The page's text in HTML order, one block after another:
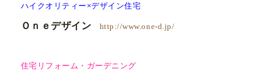
ハイクオリティー×デザイン住宅
Ｏｎｅデザイン http://www.one-d.jp/
住宅リフォーム・ガーデニング